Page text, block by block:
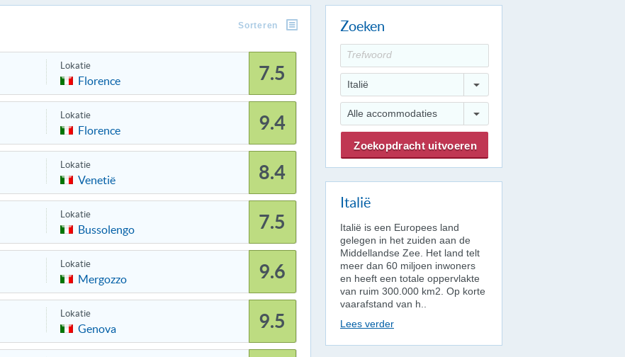
Sorteren
Lokatie
Florence 7.5
Lokatie
Florence 9.4
Lokatie
Venetië 8.4
Lokatie
Bussolengo 7.5
Lokatie
Mergozzo 9.6
Lokatie
Genova 9.5
Zoeken
Italië
Alle accommodaties
Italië
Italië is een Europees land
gelegen in het zuiden aan de
Middellandse Zee. Het land telt
meer dan 60 miljoen inwoners
en heeft een totale oppervlakte
van ruim 300.000 km2. Op korte
vaarafstand van h..
Lees verder